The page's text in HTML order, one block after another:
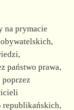
na prymacie
państwo prawa,
poprzez
republikańskich,